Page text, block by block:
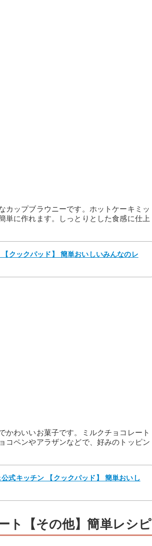
カップブラウニーです。ホットケーキミッ
単に作れます。しっとりとした食感に仕上
クックパッド】 簡単おいしいみんなのレ
かわいいお菓子です。ミルクチョコレート
コペンやアラザンなどで、好みのトッピン
式キッチン 【クックパッド】 簡単おいし
ト【その他】簡単レシピ